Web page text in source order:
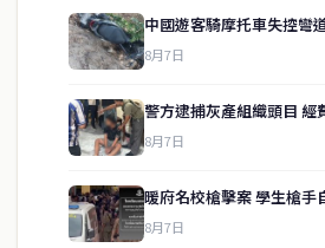
中國遊客騎摩托車失控彎
8月7日
警方逮捕灰產組織頭目
8月7日
暖府名校槍擊案 學生槍手
8月7日
關於我們
service@thaichinesenews.com